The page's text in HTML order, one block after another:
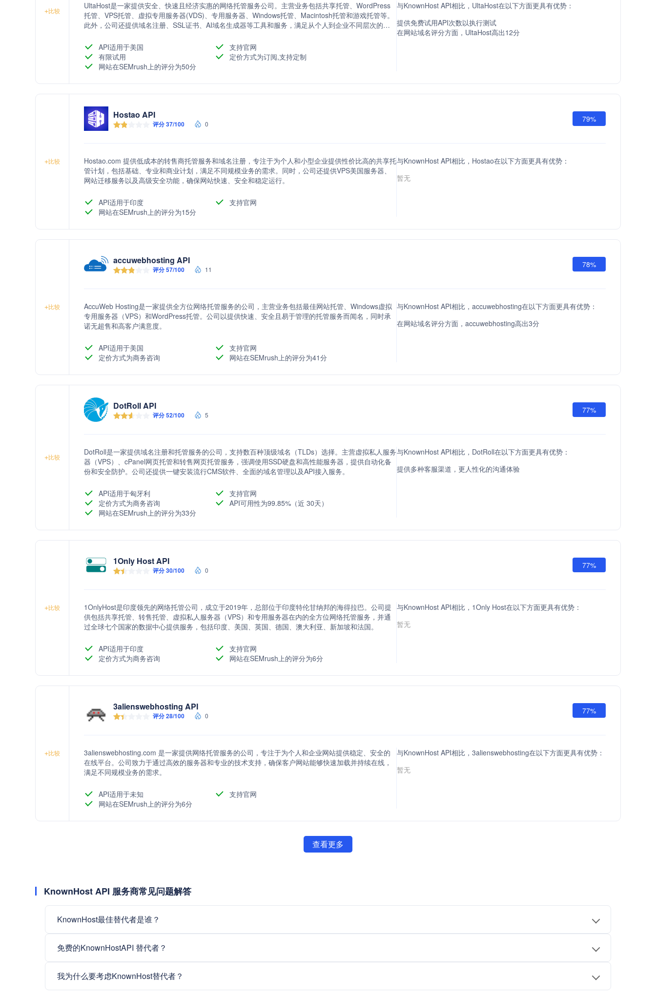
+比较
UltaHost是一家提供安全、快速且经济实惠的网络托管服务公司。主营业务包括共享托管、WordPress
托管、VPS托管、虚拟专用服务器(VDS)、专用服务器、Windows托管、Macintosh托管和游戏托管等。
此外，公司还提供域名注册、SSL证书、AI域名生成器等工具和服务，满足从个人到企业不同层次的需
API适用于美国
支持官网
有限试用
定价方式为订阅,支持定制
网站在SEMrush上的评分为50分
与KnownHost API相比，UltaHost在以下方面更具有优势：
提供免费试用API次数以执行测试
在网站域名评分方面，UltaHost高出12分
+比较
Hostao API
评分 37/100 0
79%
Hostao.com 提供低成本的转售商托管服务和域名注册，专注于为个人和小型企业提供性价比高的共享托
管计划，包括基础、专业和商业计划，满足不同规模业务的需求。同时，公司还提供VPS美国服务器、
网站迁移服务以及高级安全功能，确保网站快速、安全和稳定运行。
API适用于印度
支持官网
网站在SEMrush上的评分为15分
与KnownHost API相比，Hostao在以下方面更具有优势：
暂无
+比较
accuwebhosting API
评分 57/100 11
78%
AccuWeb Hosting是一家提供全方位网络托管服务的公司，主营业务包括最佳网站托管、Windows虚拟
专用服务器（VPS）和WordPress托管。公司以提供快速、安全且易于管理的托管服务而闻名，同时承
诺无超售和高客户满意度。
API适用于美国
支持官网
定价方式为商务咨询
网站在SEMrush上的评分为41分
与KnownHost API相比，accuwebhosting在以下方面更具有优势：
在网站域名评分方面，accuwebhosting高出3分
+比较
DotRoll API
评分 52/100 5
77%
DotRoll是一家提供域名注册和托管服务的公司，支持数百种顶级域名（TLDs）选择。主营虚拟私人服务
器（VPS）、cPanel网页托管和转售网页托管服务，强调使用SSD硬盘和高性能服务器，提供自动化备
份和安全防护。公司还提供一键安装流行CMS软件、全面的域名管理以及API接入服务。
API适用于匈牙利
支持官网
定价方式为商务咨询
API可用性为99.85%（近 30天）
网站在SEMrush上的评分为33分
与KnownHost API相比，DotRoll在以下方面更具有优势：
提供多种客服渠道，更人性化的沟通体验
+比较
1Only Host API
评分 30/100 0
77%
1OnlyHost是印度领先的网络托管公司，成立于2019年，总部位于印度特伦甘纳邦的海得拉巴。公司提
供包括共享托管、转售托管、虚拟私人服务器（VPS）和专用服务器在内的全方位网络托管服务，并通
过全球七个国家的数据中心提供服务，包括印度、美国、英国、德国、澳大利亚、新加坡和法国。
API适用于印度
支持官网
定价方式为商务咨询
网站在SEMrush上的评分为6分
与KnownHost API相比，1Only Host在以下方面更具有优势：
暂无
+比较
3alienswebhosting API
评分 28/100 0
77%
3alienswebhosting.com 是一家提供网络托管服务的公司，专注于为个人和企业网站提供稳定、安全的
在线平台。公司致力于通过高效的服务器和专业的技术支持，确保客户网站能够快速加载并持续在线，
满足不同规模业务的需求。
API适用于未知
支持官网
网站在SEMrush上的评分为6分
与KnownHost API相比，3alienswebhosting在以下方面更具有优势：
暂无
查看更多
KnownHost API 服务商常见问题解答
KnownHost最佳替代者是谁？
免费的KnownHostAPI 替代者？
我为什么要考虑KnownHost替代者？